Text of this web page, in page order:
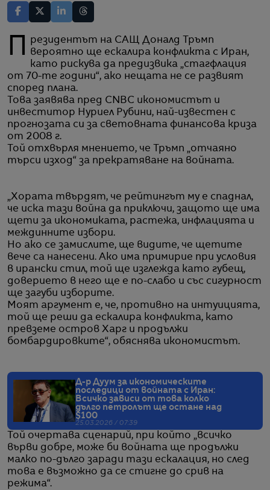
Президентът на САЩ Доналд Тръмп
вероятно ще ескалира конфликта с Иран,
като рискува да предизвика „стагфлация
от 70-те години“, ако нещата не се развият
според плана.
Това заявява пред CNBC икономистът и
инвеститор Нуриел Рубини, най-известен с
прогнозата си за световната финансова криза
от 2008 г.
Той отхвърля мнението, че Тръмп „отчаяно
търси изход“ за прекратяване на войната.
„Хората твърдят, че рейтингът му е спаднал,
че иска тази война да приключи, защото ще има
щети за икономиката, растежа, инфлацията и
междинните избори.
Но ако се замислите, ще видите, че щетите
вече са нанесени. Ако има примирие при условия
в ирански стил, той ще изглежда като губещ,
доверието в него ще е по-слабо и със сигурност
ще загуби изборите.
Моят аргумент е, че, противно на интуицията,
той ще реши да ескалира конфликта, като
превземе остров Харг и продължи
бомбардировките“, обяснява икономистът.
Д-р Дуум за икономическите
последици от войната с Иран:
Всичко зависи от това колко
дълго петролът ще остане над
$100
25.03.2026 / 07:39
Той очертава сценарий, при който „всичко
върви добре, може би войната ще продължи
малко по-дълго заради тази ескалация, но след
това е възможно да се стигне до срив на
режима“.